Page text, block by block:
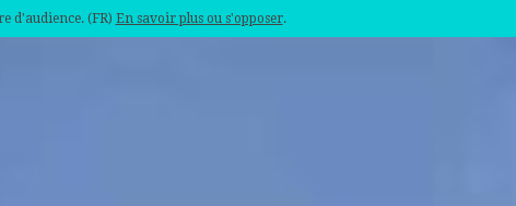
d'audience. (FR) En savoir plus ou s'opposer.